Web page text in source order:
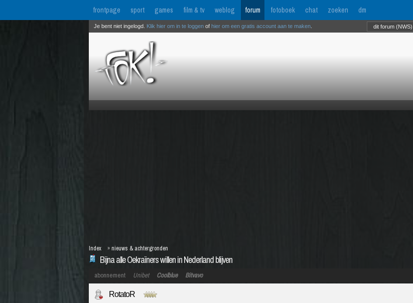
frontpage sport games film & tv weblog forum fotoboek chat zoeken dm
Je bent niet ingelogd. Klik hier om in te loggen of hier om een gratis account aan te maken
Bijna alle Oekraïners willen in Nederland blijven
Index » nieuws & achtergronden
abonnement Unibet Coolblue Bitvavo
RotatoR